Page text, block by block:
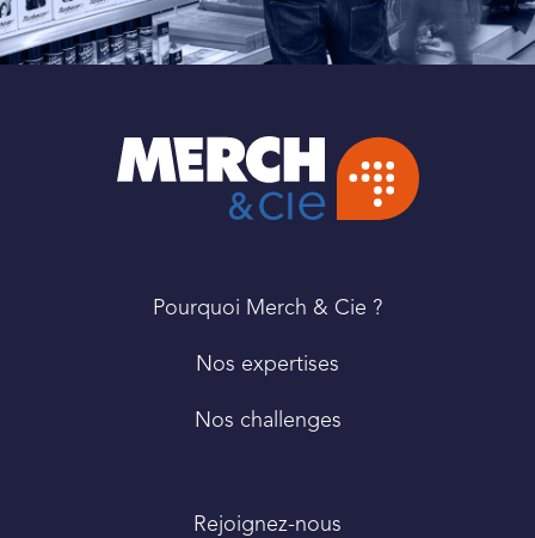
Pourquoi Merch & Cie ?
Nos expertises
Nos challenges
Rejoignez-nous